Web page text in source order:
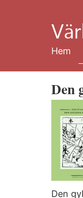
huvudinnehåll
Hem
Den
Den